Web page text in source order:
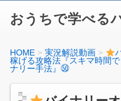
おうちで学べる
HOME 実況解説動画
稼げる攻略法『スキマ時間
ナリー手法』㊿